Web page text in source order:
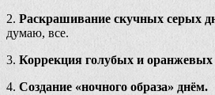
2. Раскрашивание скучных серых
думаю, все.
3. Коррекция голубых и оранжевых
4. Создание «ночного образа» днём.